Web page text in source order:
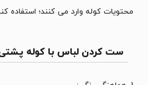
محتویات کوله وارد می کنند؛ استفاده
ست کردن لباس با کوله